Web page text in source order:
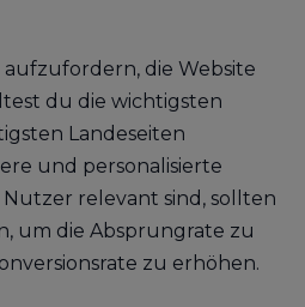
die Website
du die wichtigsten
Landeseiten
und personalisierte
relevant sind, sollten
um die Absprungrate zu
zu erhöhen.